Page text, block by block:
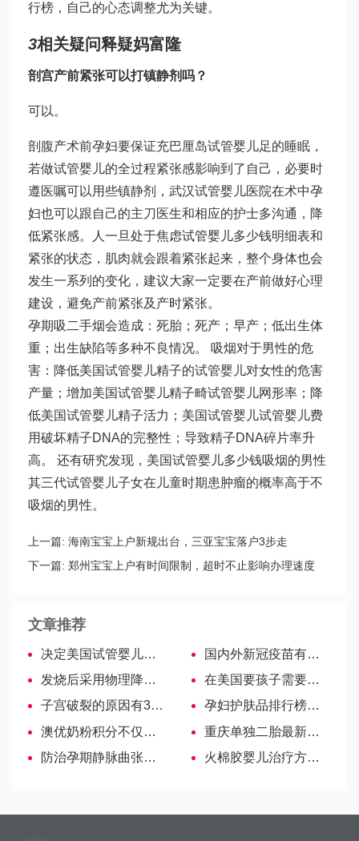
行榜 ，自己的心态调整尤为关键。
3相关疑问释疑妈富隆
剖宫产前紧张可以打镇静剂吗？
可以。
剖腹产术前孕妇要保证充巴厘岛试管婴儿足的睡眠，
若做试管婴儿的全过程紧张感影响到了自己，必要时
遵医嘱可以用些镇静剂， 武汉试管婴儿医院在术中孕
妇也可以跟自己的主刀医生和相应的护士多沟通，降
低紧张感。人一旦处于焦虑试管婴儿多少钱明细表和
紧张的状态，肌肉就会跟着紧张起来，整个身体也会
发生一系列的变化，建议大家一定要在产前做好心理
建设，避免产前紧张及产时紧张。
孕期吸二手烟会造成：死胎；死产；早产；低出生体
重；出生缺陷等多种不良情况。 吸烟对于男性的危
害：降低美国试管婴儿精子的试管婴儿对女性的危害
产量；增加美国试管婴儿精子畸试管婴儿网形率；降
低美国试管婴儿精子活力；美国试管婴儿试管婴儿费
用破坏精子DNA的完整性；导致精子DNA碎片率升
高。 还有研究发现，美国试管婴儿多少钱吸烟的男性
其三代试管婴儿子女在儿童时期患肿瘤的概率高于不
吸烟的男性。
上一篇: 海南宝宝上户新规出台，三亚宝宝落户3步走
下一篇: 郑州宝宝上户有时间限制，超时不止影响办理速度
文章推荐
决定美国试管婴儿成功率的核心因素
国内外新冠疫苗有效率排名一览表，哪款保护力度强对比
发烧后采用物理降温安全有效，宝宝、大人所用方法各不同
在美国要孩子需要多少的付出？
子宫破裂的原因有3大类，瘢痕、分娩不当是重要因素
孕妇护肤品排行榜，教你如何选择！
澳优奶粉积分不仅可以兑换礼品，还能辨别奶粉真假！
重庆单独二胎最新消息：落地时间、生育条件抢先了解
防治孕期静脉曲张有方法，三忌三宜要记牢！
火棉胶婴儿治疗方案，透析治愈几率有几成？